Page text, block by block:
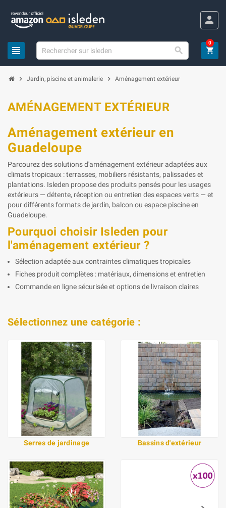
person
view_headline  shopping_cart
0
chevron_right Jardin, piscine et animalerie chevron_right Aménagement extérieur
AMÉNAGEMENT EXTÉRIEUR
Aménagement extérieur en
Guadeloupe
Parcourez des solutions d'aménagement extérieur adaptées aux
climats tropicaux : terrasses, mobiliers résistants, palissades et
plantations. Isleden propose des produits pensés pour les usages
extérieurs — détente, réception ou entretien des espaces verts — et
pour différents formats de jardin, balcon ou espace piscine en
Guadeloupe.
Pourquoi choisir Isleden pour
l'aménagement extérieur ?
Sélection adaptée aux contraintes climatiques tropicales
Fiches produit complètes : matériaux, dimensions et entretien
Commande en ligne sécurisée et options de livraison claires
Sélectionnez une catégorie :
Serres de jardinage Bassins d'extérieur